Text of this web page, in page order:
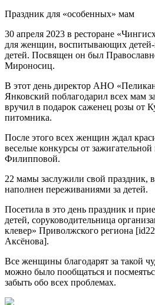
Праздник для «особенных» мам
30 апреля 2023 в ресторане
для женщин, воспитывающих
детей. Посвящен он был
Мироносиц.
В этот день директор АНО
Янковский поблагодарил всех мам
вручил в подарок саженец розы от
питомника.
После этого всех женщин ждал
веселые конкурсы от
Филипповой.
22 мамы заслужили свой праздник,
наполнен переживаниями за детей.
Посетила в это день праздник и
детей, соруководительница
клевер» Приволжского региона
Аксёнова].
Все женщины благодарят за такой
можно было пообщаться и
забыть обо всех проблемах.